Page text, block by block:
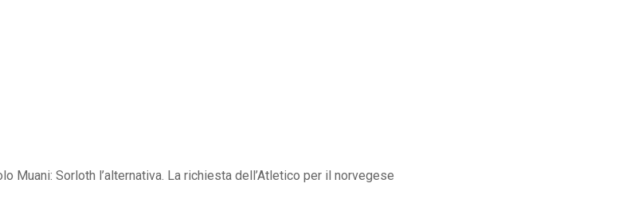
Muani: Sorloth l’alternativa. La richiesta dell’Atletico per il norvegese